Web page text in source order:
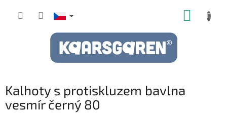
Kalhoty s protiskluzem bavlna
vesmír černý 80